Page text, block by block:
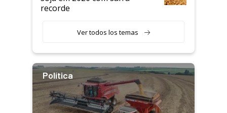
recorde
Ver todos los temas
Política